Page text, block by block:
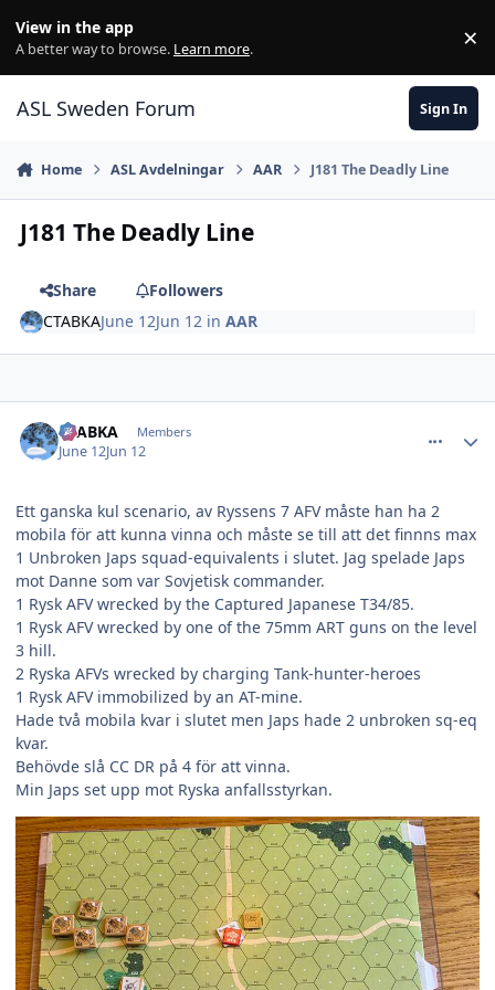
View in the app
A better way to browse. Learn more. ×
ASL Sweden Forum Sign In
Home ASL Avdelningar AAR J181 The Deadly Line
J181 The Deadly Line
Share
Followers
CTABKAJune 12Jun 12 inAAR
CTABKA Members
June 12Jun 12
Ett ganska kul scenario, av Ryssens 7 AFV måste han ha 2
mobila för att kunna vinna och måste se till att det finnns max
1 Unbroken Japs squad-equivalents i slutet. Jag spelade Japs
mot Danne som var Sovjetisk commander.
1 Rysk AFV wrecked by the Captured Japanese T34/85.
1 Rysk AFV wrecked by one of the 75mm ART guns on the level
3 hill.
2 Ryska AFVs wrecked by charging Tank-hunter-heroes
1 Rysk AFV immobilized by an AT-mine.
Hade två mobila kvar i slutet men Japs hade 2 unbroken sq-eq
kvar.
Behövde slå CC DR på 4 för att vinna.
Min Japs set upp mot Ryska anfallsstyrkan.